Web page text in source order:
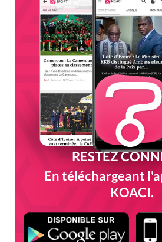
RESTEZ
En téléchargeant
KOACI.